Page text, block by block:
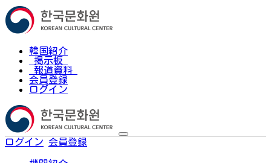
韓国紹介
掲示板
報道資料
会員登録
ログイン
ログイン 会員登録